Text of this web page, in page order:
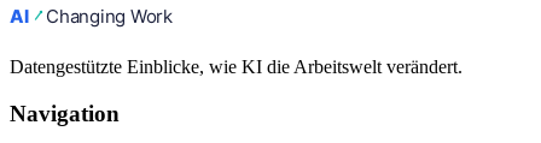
Datengestützte Einblicke, wie KI die Arbeitswelt verändert.
Navigation